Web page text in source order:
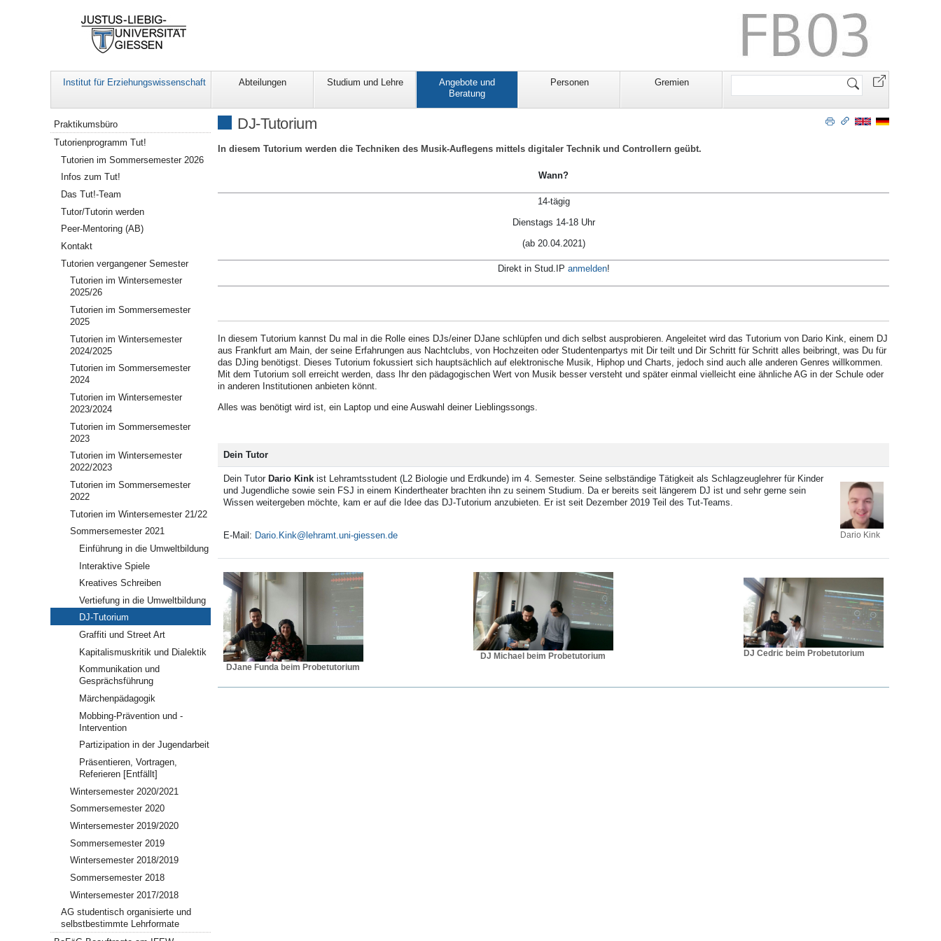
Institut für Erziehungswissenschaft Abteilungen Studium und Lehre
Angebote und
Beratung
Personen Gremien
Website
DJ-Tutorium
In diesem Tutorium werden die Techniken des Musik-Auflegens mittels digitaler Technik und Controllern geübt.
Wann?
14-tägig
Dienstags 14-18 Uhr
(ab 20.04.2021)
Direkt in Stud.IP anmelden!
In diesem Tutorium kannst Du mal in die Rolle eines DJs/einer DJane schlüpfen und dich selbst ausprobieren. Angeleitet wird das Tutorium von Dario Kink, einem DJ
aus Frankfurt am Main, der seine Erfahrungen aus Nachtclubs, von Hochzeiten oder Studentenpartys mit Dir teilt und Dir Schritt für Schritt alles beibringt, was Du für
das DJing benötigst. Dieses Tutorium fokussiert sich hauptsächlich auf elektronische Musik, Hiphop und Charts, jedoch sind auch alle anderen Genres willkommen.
Mit dem Tutorium soll erreicht werden, dass Ihr den pädagogischen Wert von Musik besser versteht und später einmal vielleicht eine ähnliche AG in der Schule oder
in anderen Institutionen anbieten könnt.
Alles was benötigt wird ist, ein Laptop und eine Auswahl deiner Lieblingssongs.
Dein Tutor
Dein Tutor Dario Kink ist Lehramtsstudent (L2 Biologie und Erdkunde) im 4. Semester. Seine selbständige Tätigkeit als Schlagzeuglehrer für Kinder
und Jugendliche sowie sein FSJ in einem Kindertheater brachten ihn zu seinem Studium. Da er bereits seit längerem DJ ist und sehr gerne sein
Wissen weitergeben möchte, kam er auf die Idee das DJ-Tutorium anzubieten. Er ist seit Dezember 2019 Teil des Tut-Teams.
E-Mail: Dario.Kink Dario Kink
DJane Funda beim Probetutorium
DJ Michael beim Probetutorium DJ Cedric beim Probetutorium
Navigation
Praktikumsbüro
Tutorienprogramm Tut!
Tutorien im Sommersemester 2026
Infos zum Tut!
Das Tut!-Team
Tutor/Tutorin werden
Peer-Mentoring (AB)
Kontakt
Tutorien vergangener Semester
Tutorien im Wintersemester
2025/26
Tutorien im Sommersemester
2025
Tutorien im Wintersemester
2024/2025
Tutorien im Sommersemester
2024
Tutorien im Wintersemester
2023/2024
Tutorien im Sommersemester
2023
Tutorien im Wintersemester
2022/2023
Tutorien im Sommersemester
2022
Tutorien im Wintersemester 21/22
Sommersemester 2021
Einführung in die Umweltbildung
Interaktive Spiele
Kreatives Schreiben
Vertiefung in die Umweltbildung
DJ-Tutorium
Graffiti und Street Art
Kapitalismuskritik und Dialektik
Kommunikation und
Gesprächsführung
Märchenpädagogik
Mobbing-Prävention und -
Intervention
Partizipation in der Jugendarbeit
Präsentieren, Vortragen,
Referieren [Entfällt]
Wintersemester 2020/2021
Sommersemester 2020
Wintersemester 2019/2020
Sommersemester 2019
Wintersemester 2018/2019
Sommersemester 2018
Wintersemester 2017/2018
AG studentisch organisierte und
selbstbestimmte Lehrformate